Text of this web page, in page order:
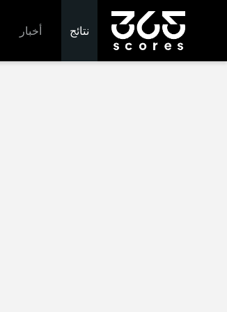
نتائج أخبار